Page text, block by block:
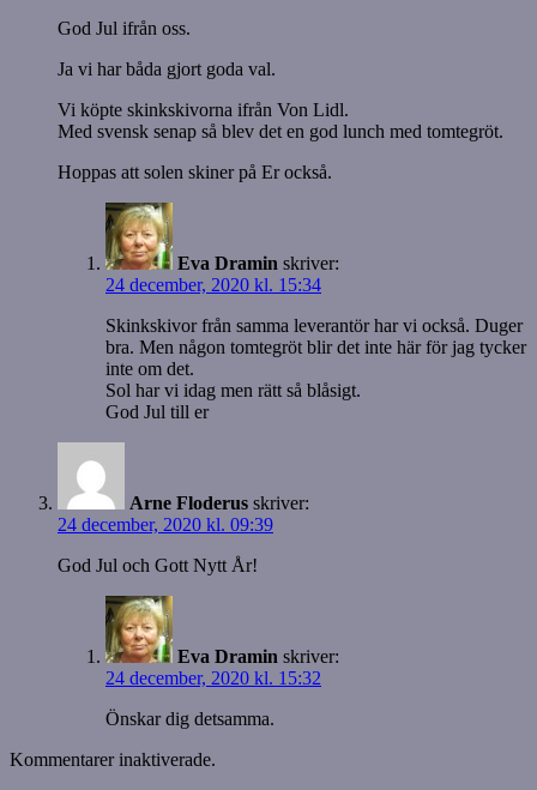
God Jul ifrån oss.
Ja vi har båda gjort goda val.
Vi köpte skinkskivorna ifrån Von Lidl.
Med svensk senap så blev det en god lunch med tomtegröt.
Hoppas att solen skiner på Er också.
Eva Dramin skriver:
24 december, 2020 kl. 15:34
Skinkskivor från samma leverantör har vi också. Duger
bra. Men någon tomtegröt blir det inte här för jag tycker
inte om det.
Sol har vi idag men rätt så blåsigt.
God Jul till er
Arne Floderus skriver:
24 december, 2020 kl. 09:39
God Jul och Gott Nytt År!
Eva Dramin skriver:
24 december, 2020 kl. 15:32
Önskar dig detsamma.
Kommentarer inaktiverade.